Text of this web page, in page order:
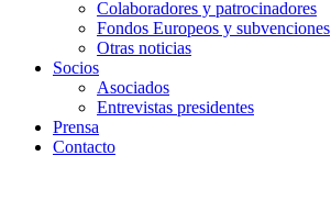
Colaboradores y patrocinadores
Fondos Europeos y subvenciones
Otras noticias
Socios
Asociados
Entrevistas presidentes
Prensa
Contacto